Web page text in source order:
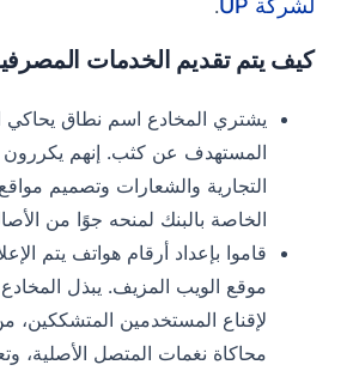
لشركة UP
.
كيف يتم تقديم الخدمات
يشتري المخادع اسم نطاق يحاكي
المستهدف عن كثب. إنهم يكررون
التجارية والشعارات وتصميم
الخاصة بالبنك لمنحه جوًا من
قاموا بإعداد أرقام هواتف يتم
موقع الويب المزيف. يبذل
لإقناع المستخدمين المتشككين،
محاكاة نغمات المتصل الأصلية،